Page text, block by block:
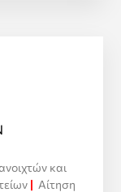
και
| Αίτηση